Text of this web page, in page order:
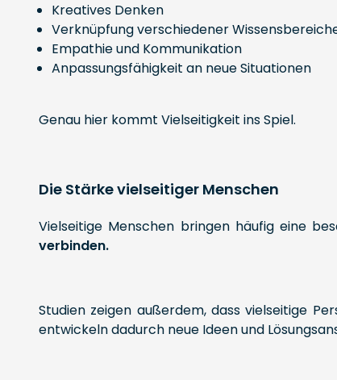
Kreatives Denken
Verknüpfung verschiedener
Empathie und Kommunikation
Anpassungsfähigkeit an neue Situationen
Genau hier kommt Vielseitigkeit ins Spiel.
Die Stärke vielseitiger Menschen
Vielseitige Menschen bringen häufig eine
verbinden.
Studien zeigen außerdem, dass vielseitige
entwickeln dadurch neue Ideen und